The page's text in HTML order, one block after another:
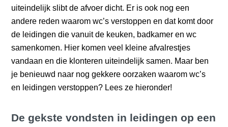
uiteindelijk slibt de afvoer dicht. Er is ook nog een
andere reden waarom wc’s verstoppen en dat komt door
de leidingen die vanuit de keuken, badkamer en wc
samenkomen. Hier komen veel kleine afvalrestjes
vandaan en die klonteren uiteindelijk samen. Maar ben
je benieuwd naar nog gekkere oorzaken waarom wc’s
en leidingen verstoppen? Lees ze hieronder!
De gekste vondsten in leidingen op een